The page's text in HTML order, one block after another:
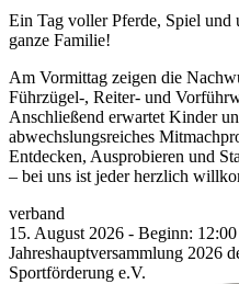
Ein Tag voller Pferde, Spiel und
ganze Familie!
Am Vormittag zeigen die
Führzügel-, Reiter- und
Anschließend erwartet Kinder
abwechslungsreiches
Entdecken, Ausprobieren und
– bei uns ist jeder herzlich
verband
15. August 2026 - Beginn: 12:00
Jahreshauptversammlung 2026
Sportförderung e.V.